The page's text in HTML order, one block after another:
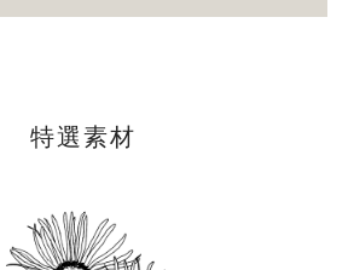
特選素材